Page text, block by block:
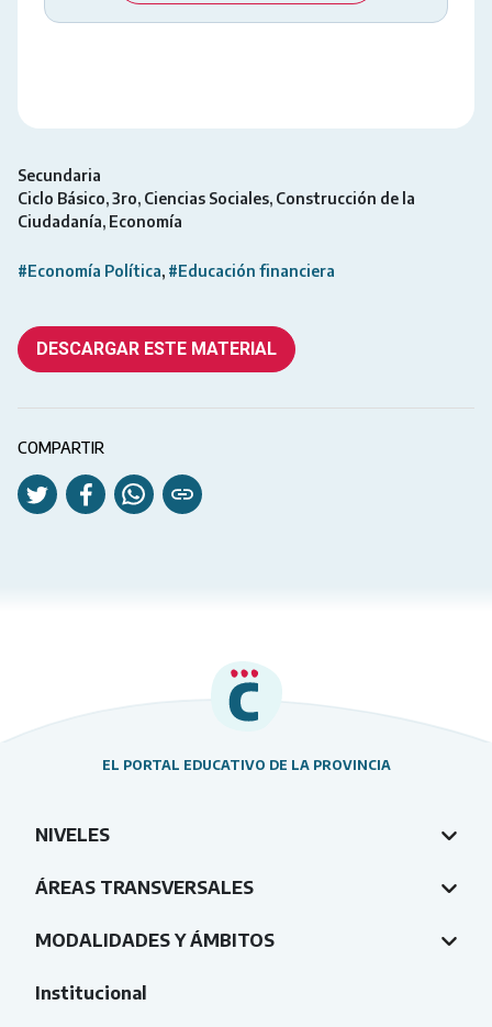
Secundaria
Ciclo Básico 3ro Ciencias Sociales Construcción de la
Ciudadanía Economía
#Economía Política #Educación financiera
DESCARGAR ESTE MATERIAL
COMPARTIR
EL PORTAL EDUCATIVO DE LA PROVINCIA
NIVELES
ÁREAS TRANSVERSALES
MODALIDADES Y ÁMBITOS
Institucional